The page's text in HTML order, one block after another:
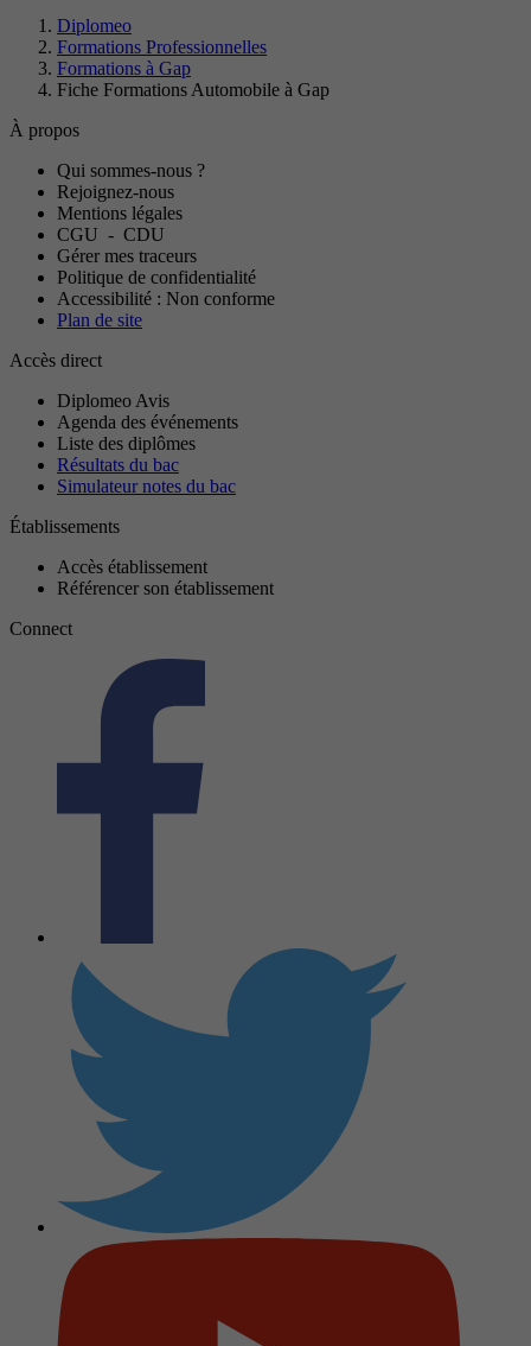
Diplomeo
Formations Professionnelles
Formations à Gap
Fiche Formations Automobile à Gap
À propos
Qui sommes-nous ?
Rejoignez-nous
Mentions légales
CGU - CDU
Gérer mes traceurs
Politique de confidentialité
Accessibilité : Non conforme
Plan de site
Accès direct
Diplomeo Avis
Agenda des événements
Liste des diplômes
Résultats du bac
Simulateur notes du bac
Établissements
Accès établissement
Référencer son établissement
Connect